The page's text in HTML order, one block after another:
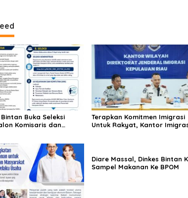
Buka Seleksi
Komisaris dan
Terapkan Komitmen Imigrasi
Untuk Rakyat, Kantor
Diare Massal, Dinkes Bintan
Sampel Makanan Ke BPOM